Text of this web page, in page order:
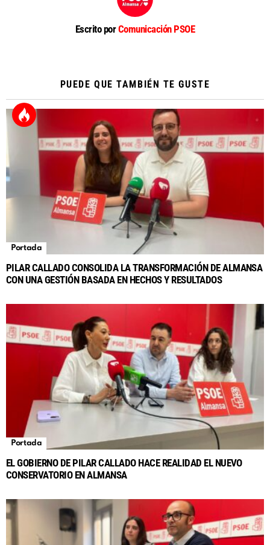
Escrito porComunicación PSOE
PUEDE QUE TAMBIÉN TE GUSTE
Portada
PILAR CALLADO CONSOLIDA LA TRANSFORMACIÓN DE ALMANSA
CON UNA GESTIÓN BASADA EN HECHOS Y RESULTADOS
Portada
EL GOBIERNO DE PILAR CALLADO HACE REALIDAD EL NUEVO
CONSERVATORIO EN ALMANSA